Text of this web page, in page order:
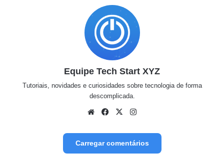
Equipe Tech Start XYZ
Tutoriais, novidades e curiosidades sobre tecnologia de forma
descomplicada.
WebsiteFacebook
X
Carregar comentários